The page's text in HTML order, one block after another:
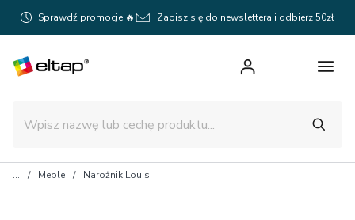
Sprawdź promocje 🔥 Zapisz się do newslettera i odbierz 50zł
Meble Narożnik Louis